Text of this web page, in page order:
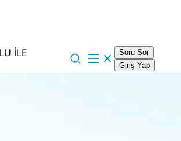
İLE
Soru Sor
Giriş Yap